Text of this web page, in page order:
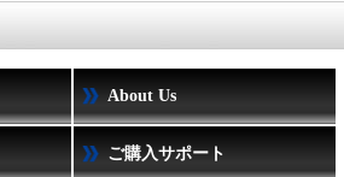
About Us
ご購入サポート